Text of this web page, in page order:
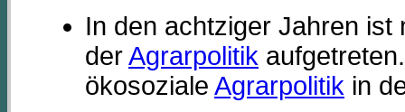
In den achtziger Jahren ist
derAgrarpolitik
ökosoziale Agrarpolitik in